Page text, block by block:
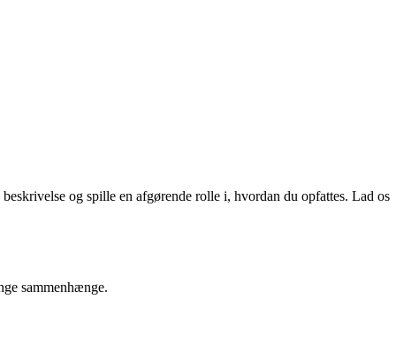
og spille en afgørende rolle i, hvordan du opfattes. Lad os
sammenhænge.